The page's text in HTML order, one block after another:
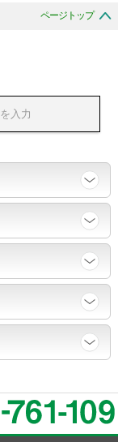
ページトップ